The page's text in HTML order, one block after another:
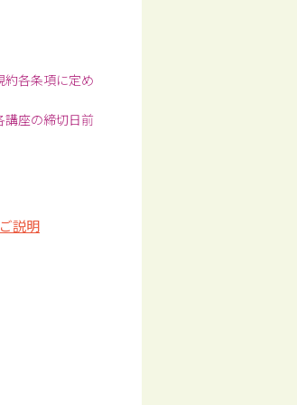
約各条項に定め
講座の締切日前
説明